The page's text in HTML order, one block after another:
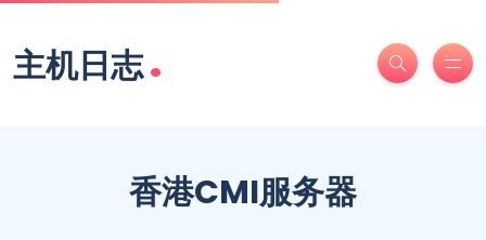
主机日志.
香港CMI服务器